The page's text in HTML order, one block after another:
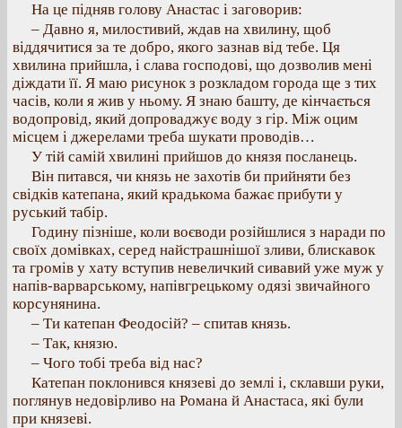
На це підняв голову Анастас і заговорив:
– Давно я, милостивий, ждав на хвилину, щоб
віддячитися за те добро, якого зазнав від тебе. Ця
хвилина прийшла, і слава господові, що дозволив мені
діждати її. Я маю рисунок з розкладом города ще з тих
часів, коли я жив у ньому. Я знаю башту, де кінчається
водопровід, який допроваджує воду з гір. Між оцим
місцем і джерелами треба шукати проводів…
У тій самій хвилині прийшов до князя посланець.
Він питався, чи князь не захотів би прийняти без
свідків катепана, який крадькома бажає прибути у
руський табір.
Годину пізніше, коли воєводи розійшлися з наради по
своїх домівках, серед найстрашнішої зливи, блискавок
та громів у хату вступив невеличкий сивавий уже муж у
напів-варварському, напівгрецькому одязі звичайного
корсунянина.
– Ти катепан Феодосій? – спитав князь.
– Так, князю.
– Чого тобі треба від нас?
Катепан поклонився князеві до землі і, склавши руки,
поглянув недовірливо на Романа й Анастаса, які були
при князеві.